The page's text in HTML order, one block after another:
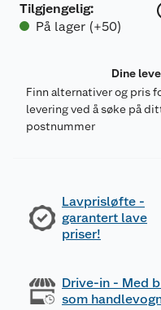
Tilgjengelig:
På lager (+50)
Dine
Finn alternativer og pris
levering ved å søke på
postnummer
Lavprisløfte -
garantert lave
priser!
Drive-in - Med
som